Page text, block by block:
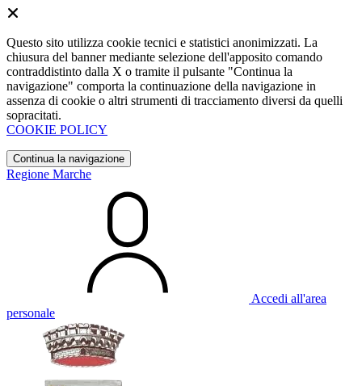
Questo sito utilizza cookie tecnici e statistici anonimizzati. La
chiusura del banner mediante selezione dell'apposito comando
contraddistinto dalla X o tramite il pulsante "Continua la
navigazione" comporta la continuazione della navigazione in
assenza di cookie o altri strumenti di tracciamento diversi da quelli
sopracitati.
COOKIE POLICY
Continua la navigazione
Regione Marche
Accedi all'area
personale